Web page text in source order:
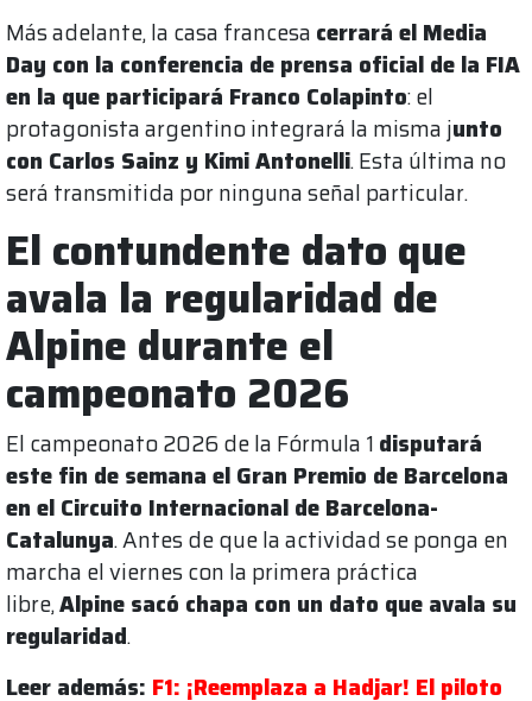
Más adelante, la casa francesa cerrará el Media
Day con la conferencia de prensa oficial de la FIA
en la que participará Franco Colapinto: el
protagonista argentino integrará la misma junto
con Carlos Sainz y Kimi Antonelli. Esta última no
será transmitida por ninguna señal particular.
El contundente dato que
avala la regularidad de
Alpine durante el
campeonato 2026
El campeonato 2026 de la Fórmula 1 disputará
este fin de semana el Gran Premio de Barcelona
en el Circuito Internacional de Barcelona-
Catalunya. Antes de que la actividad se ponga en
marcha el viernes con la primera práctica
libre,Alpine sacó chapa con un dato que avala su
regularidad.
Leer además: F1: ¡Reemplaza a Hadjar! El piloto